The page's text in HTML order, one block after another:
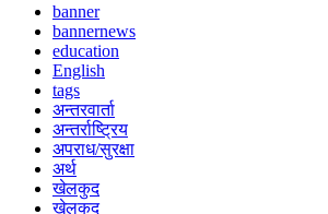
banner
bannernews
education
English
tags
अन्तरवार्ता
अन्तर्राष्ट्रिय
अपराध/सुरक्षा
अर्थ
खेलकुद
खेलकुद